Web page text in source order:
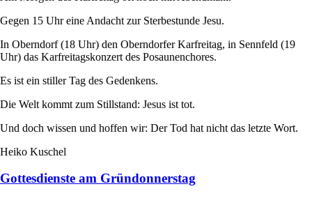
Gegen 15 Uhr eine Andacht zur Sterbestunde Jesu.
In Oberndorf (18 Uhr) den Oberndorfer Karfreitag, in Sennfeld (19
Uhr) das Karfreitagskonzert des Posaunenchores.
Es ist ein stiller Tag des Gedenkens.
Die Welt kommt zum Stillstand: Jesus ist tot.
Und doch wissen und hoffen wir: Der Tod hat nicht das letzte Wort.
Heiko Kuschel
Gottesdienste am Gründonnerstag